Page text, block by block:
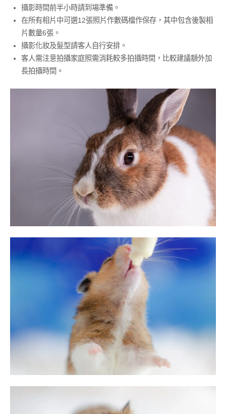
攝影時間前半小時請到場準備。
在所有相片中可選12張照片作數碼檔作保存，其中包含後製相
片數量6張。
攝影化妝及髮型請客人自行安排。
客人需注意拍攝家庭照需消耗較多拍攝時間，比較建議額外加
長拍攝時間。